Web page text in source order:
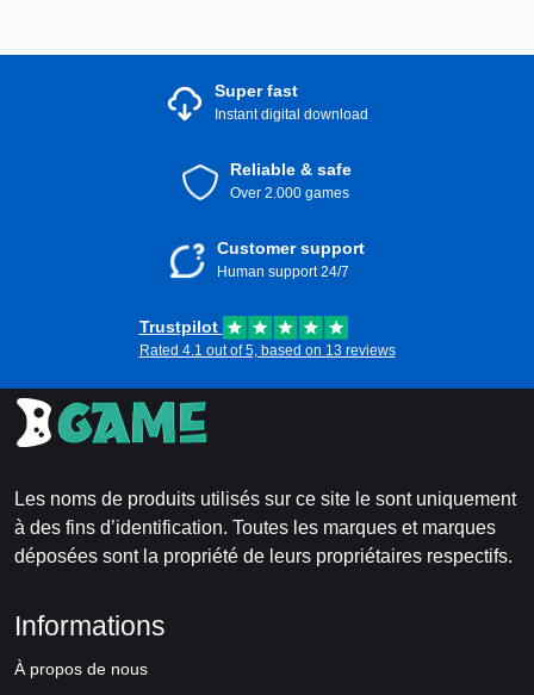
Super fast
Instant digital download
Reliable & safe
Over 2.000 games
Customer support
Human support 24/7
Trustpilot
Rated 4.1 out of 5, based on 13 reviews
Les noms de produits utilisés sur ce site le sont uniquement
à des fins d’identification. Toutes les marques et marques
déposées sont la propriété de leurs propriétaires respectifs.
Informations
À propos de nous